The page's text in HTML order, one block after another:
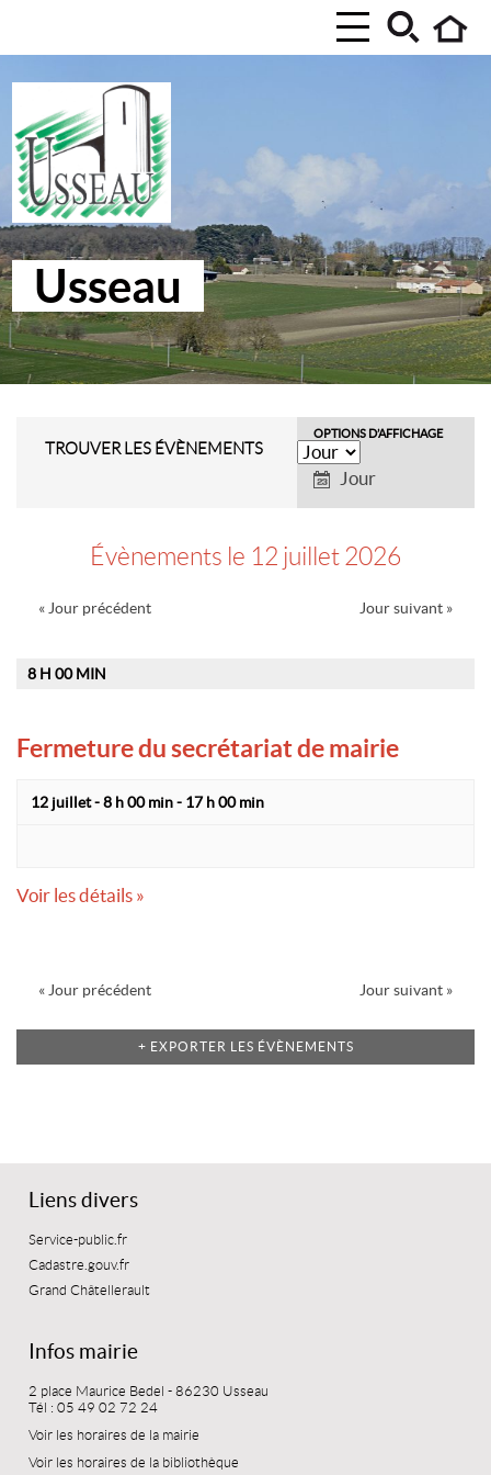
Usseau
TROUVER LES ÉVÈNEMENTS
Navigation
par
l’affichage
des
OPTIONS D’AFFICHAGE
Jour
Évènements le 12 juillet 2026
Navigation
« Jour précédent Jour suivant »
8 H 00 MIN
Fermeture du secrétariat de mairie
12 juillet - 8 h 00 min- 17 h 00 min
Voir les détails »
Navigation
jour
« Jour précédent Jour suivant »
+ EXPORTER LES ÉVÈNEMENTS
Liens divers
Service-public.fr
Cadastre.gouv.fr
Grand Châtellerault
Infos mairie
2 place Maurice Bedel - 86230 Usseau
Tél : 05 49 02 72 24
Voir les horaires de la mairie
Voir les horaires de la bibliothèque